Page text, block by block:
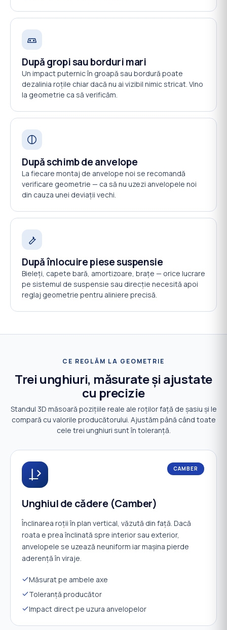
După gropi sau borduri mari
Un impact puternic în groapă sau bordură poate
dezalinia roțile chiar dacă nu ai vizibil nimic stricat. Vino
la geometrie ca să verificăm.
După schimb de anvelope
La fiecare montaj de anvelope noi se recomandă
verificare geometrie — ca să nu uzezi anvelopele noi
din cauza unei deviații vechi.
După înlocuire piese suspensie
Bieleți, capete bară, amortizoare, brațe — orice lucrare
pe sistemul de suspensie sau direcție necesită apoi
reglaj geometrie pentru aliniere precisă.
CE REGLĂM LA GEOMETRIE
Trei unghiuri, măsurate și ajustate
cu precizie
Standul 3D măsoară pozițiile reale ale roților față de șasiu și le
compară cu valorile producătorului. Ajustăm până când toate
cele trei unghiuri sunt în toleranță.
CAMBER
Unghiul de cădere (Camber)
Înclinarea roții în plan vertical, văzută din față. Dacă
roata e prea înclinată spre interior sau exterior,
anvelopele se uzează neuniform iar mașina pierde
aderență în viraje.
Măsurat pe ambele axe
Toleranță producător
Impact direct pe uzura anvelopelor